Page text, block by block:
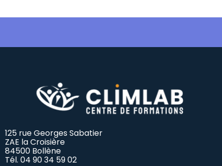
125 rue Georges Sabatier
ZAE la Croisière
84500 Bollène
Tél. 04 90 34 59 02